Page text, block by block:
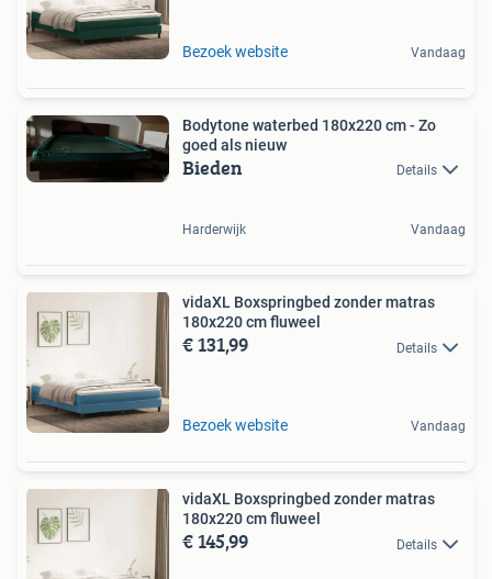
Bezoek website Vandaag
Bodytone waterbed 180x220 cm - Zo
goed als nieuw
Bieden Details
Harderwijk Vandaag
vidaXL Boxspringbed zonder matras
180x220 cm fluweel
€ 131,99 Details
Bezoek website Vandaag
vidaXL Boxspringbed zonder matras
180x220 cm fluweel
€ 145,99 Details